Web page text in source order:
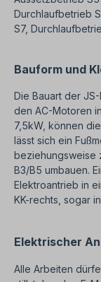
Durchlaufbetrieb
S7,
Bauform und
Die Bauart der
den AC-Motoren
7,5kW, können
lässt sich ein
beziehungsweise
B3/B5 umbauen.
Elektroantrieb in
KK-rechts, sogar
Elektrischer
Alle Arbeiten